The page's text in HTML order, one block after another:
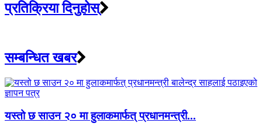
प्रतिक्रिया दिनुहोस्
सम्बन्धित खबर
यस्तो छ साउन २० मा हुलाकमार्फत् प्रधानमन्त्री...